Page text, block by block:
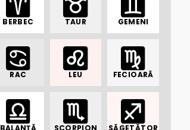
BERBEC TAUR GEMENI
RAC LEU FECIOARĂ
BALANȚĂ SCORPION SĂGETĂTOR